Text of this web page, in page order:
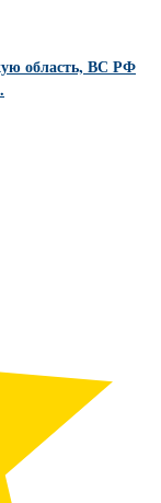
область, ВС РФ